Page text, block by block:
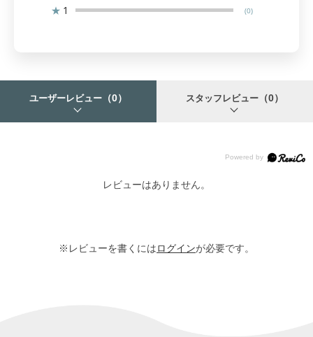
★ 1 (0)
ユーザーレビュー （0） スタッフレビュー （0）
レビューはありません。
※レビューを書くにはログインが必要です。